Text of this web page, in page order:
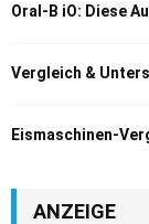
Oral-B iO: Diese
Vergleich &
Eismaschinen-
ANZEIGE